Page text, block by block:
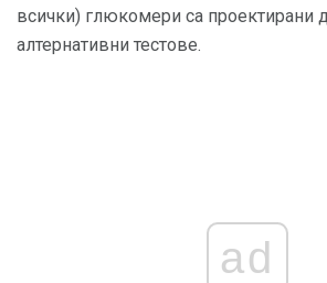
всички) глюкомери са проектирани
алтернативни тестове.
ad